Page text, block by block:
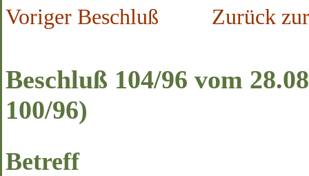
Voriger Beschluß Zurück
Beschluß 104/96 vom
100/96)
Betreff